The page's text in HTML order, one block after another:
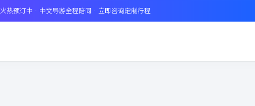
热预订中 · 中文导游全程陪同 · 立即咨询定制行程